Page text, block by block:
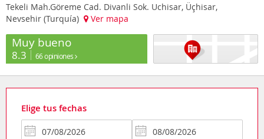
Tekeli Mah.Göreme Cad. Divanli Sok. Uchisar, Üçhisar,
Nevsehir (Turquía)
Ver mapa
Muy bueno
8.3 66 opiniones
Elige tus fechas